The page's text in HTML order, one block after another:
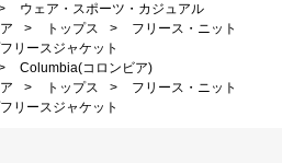
ウェア・スポーツ・カジュアル
> トップス >
フリース・ニット
リースジャケット
Columbia(コロンビア)
> トップス >
フリース・ニット
リースジャケット